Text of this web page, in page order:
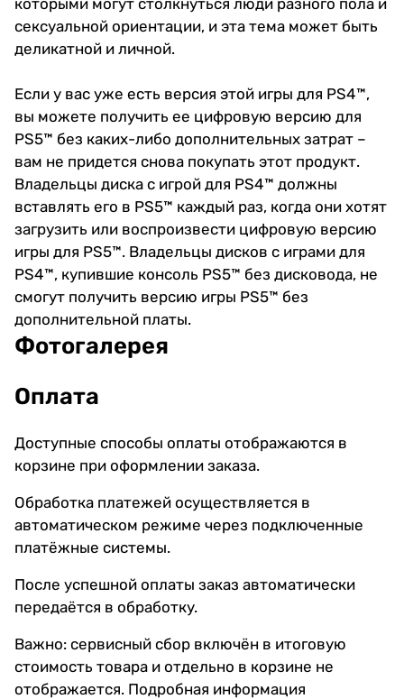
сексуальной ориентации, и эта тема может быть
деликатной и личной.
Если у вас уже есть версия этой игры для PS4™,
вы можете получить ее цифровую версию для
PS5™ без каких-либо дополнительных затрат –
вам не придется снова покупать этот продукт.
Владельцы диска с игрой для PS4™ должны
вставлять его в PS5™ каждый раз, когда они хотят
загрузить или воспроизвести цифровую версию
игры для PS5™. Владельцы дисков с играми для
PS4™, купившие консоль PS5™ без дисковода, не
смогут получить версию игры PS5™ без
дополнительной платы.
Фотогалерея
Оплата
Доступные способы оплаты отображаются в
корзине при оформлении заказа.
Обработка платежей осуществляется в
автоматическом режиме через подключенные
платёжные системы.
После успешной оплаты заказ автоматически
передаётся в обработку.
Важно: сервисный сбор включён в итоговую
стоимость товара и отдельно в корзине не
отображается. Подробная информация